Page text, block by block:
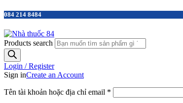
084 214 8484
Products search
Login / Register
Sign inCreate an Account
Tên tài khoản hoặc địa chỉ email *